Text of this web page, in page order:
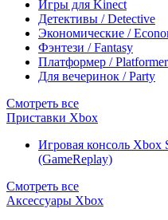
Игры для Kinect
Детективы / Detective
Экономические /
Фэнтези / Fantasy
Платформер / Platformer
Для вечеринок / Party
Смотреть все
Приставки Xbox
Игровая консоль Xbox
(GameReplay)
Смотреть все
Аксессуары Xbox